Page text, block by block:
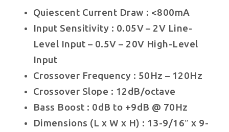
Quiescent Current Draw : <800mA
Input Sensitivity : 0.05V – 2V Line-
Level Input – 0.5V – 20V High-Level
Input
Crossover Frequency : 50Hz – 120Hz
Crossover Slope : 12dB/octave
Bass Boost : 0dB to +9dB @ 70Hz
Dimensions (L x W x H) : 13-9/16″ x 9-